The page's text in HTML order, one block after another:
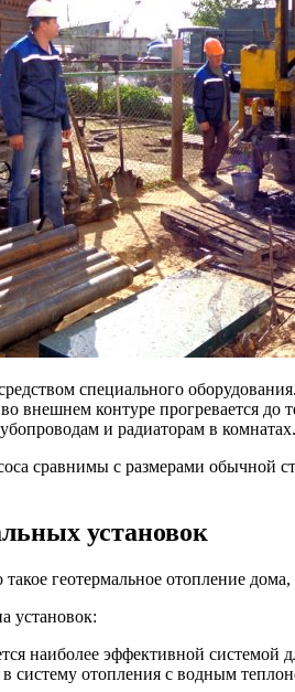
специального
внешнем контуре прогревается
и радиаторам в комнатах.
сравнимы с размерами обычной
установок
такое геотермальное отопление
установок:
наиболее эффективной
систему отопления с водным